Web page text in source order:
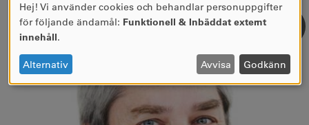
ANVÄNDNING
AV
OCH
COOKIES
Hej! Vi använder cookies och behandlar personuppgifter
för följande ändamål: Funktionell & Inbäddat externt
innehåll.
Alternativ Avvisa Godkänn